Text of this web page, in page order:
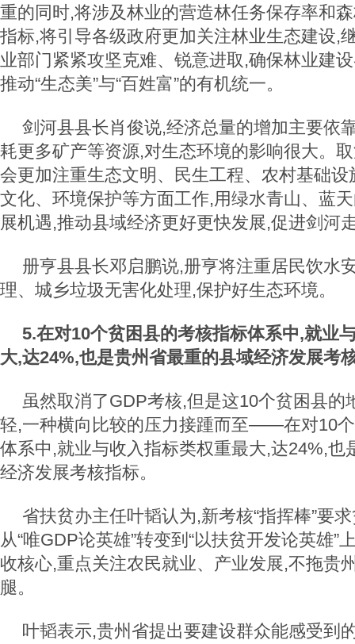
重的同时,将涉及林业的营造林任务保存率和
指标,将引导各级政府更加关注林业生态建设,
业部门紧紧攻坚克难、锐意进取,确保林业建
推动“生态美”与“百姓富”的有机统一。
剑河县县长肖俊说,经济总量的增加主要依
耗更多矿产等资源,对生态环境的影响很大。
会更加注重生态文明、民生工程、农村基础
文化、环境保护等方面工作,用绿水青山、蓝
展机遇,推动县域经济更好更快发展,促进剑河
册亨县县长邓启鹏说,册亨将注重居民饮水
理、城乡垃圾无害化处理,保护好生态环境。
5.在对10个贫困县的考核指标体系中,就业
大,达24%,也是贵州省最重的县域经济发展考
虽然取消了GDP考核,但是这10个贫困县的
轻,一种横向比较的压力接踵而至——在对10
体系中,就业与收入指标类权重最大,达24%,也
经济发展考核指标。
省扶贫办主任叶韬认为,新考核“指挥棒”要
从“唯GDP论英雄”转变到“以扶贫开发论英雄”
收核心,重点关注农民就业、产业发展,不拖贵
腿。
叶韬表示,贵州省提出要建设群众能感受到